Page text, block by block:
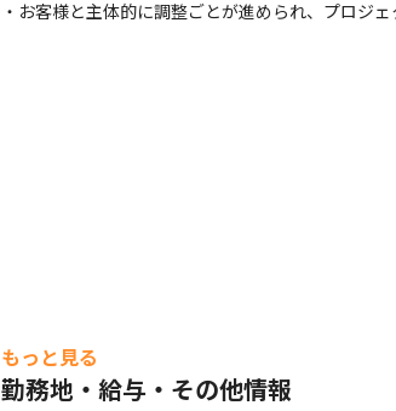
・お客様と主体的に調整ごとが進められ、プロジ
もっと見る
勤務地・給与・その他情報